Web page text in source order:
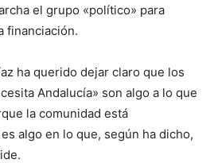
el grupo «político» para
financiación.
ha querido dejar claro que los
Andalucía» son algo a lo que
la comunidad está
algo en lo que, según ha dicho,